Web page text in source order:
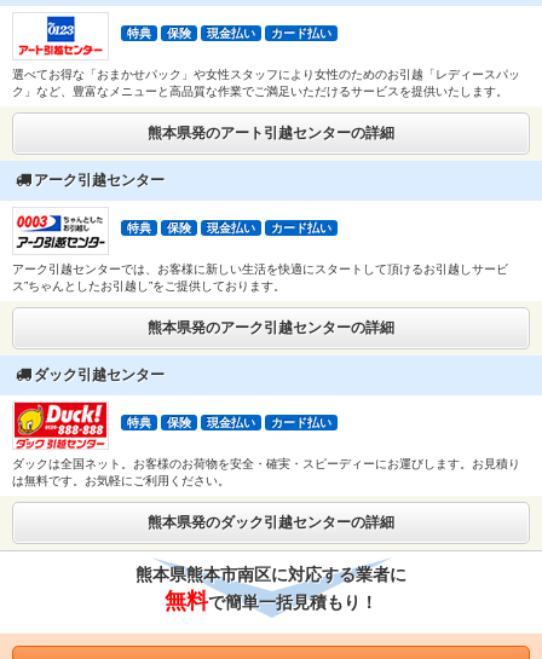
特典 保険 現金払い カード払い
選べてお得な「おまかせパック」や女性スタッフにより女性のためのお引越「レディースパッ
ク」など、豊富なメニューと高品質な作業でご満足いただけるサービスを提供いたします。
熊本県発のアート引越センターの詳細
アーク引越センター
特典 保険 現金払い カード払い
アーク引越センターでは、お客様に新しい生活を快適にスタートして頂けるお引越しサービ
ス”ちゃんとしたお引越し”をご提供しております。
熊本県発のアーク引越センターの詳細
ダック引越センター
特典 保険 現金払い カード払い
ダックは全国ネット。お客様のお荷物を安全・確実・スピーディーにお運びします。お見積り
は無料です。お気軽にご利用ください。
熊本県発のダック引越センターの詳細
熊本県熊本市南区に対応する業者に
無料で簡単一括見積もり！